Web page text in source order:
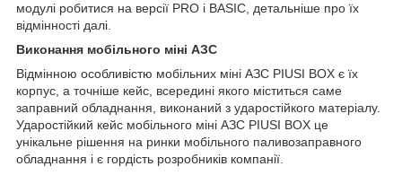
модулі робитися на версії PRO і BASIC, детальніше про їх
відмінності далі.
Виконання мобільного міні АЗС
Відмінною особливістю мобільних міні АЗС PIUSI BOX є їх
корпус, а точніше кейс, всередині якого міститься саме
заправний обладнання, виконаний з ударостійкого матеріалу.
Ударостійкий кейс мобільного міні АЗС PIUSI BOX це
унікальне рішення на ринки мобільного паливозаправного
обладнання і є гордість розробників компанії.